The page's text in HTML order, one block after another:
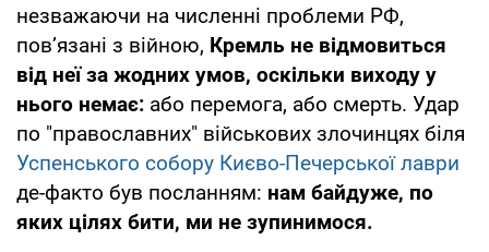
незважаючи на численні проблеми РФ,
пов’язані з війною, Кремль не відмовиться
від неї за жодних умов, оскільки виходу у
нього немає: або перемога, або смерть. Удар
по "православних" військових злочинцях біля
Успенського собору Києво-Печерської лаври
де-факто був посланням: нам байдуже, по
яких цілях бити, ми не зупинимося.